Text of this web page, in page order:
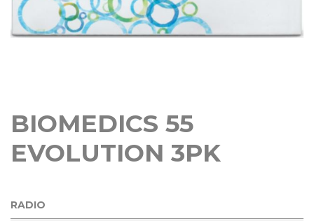
BIOMEDICS 55
EVOLUTION 3PK
RADIO